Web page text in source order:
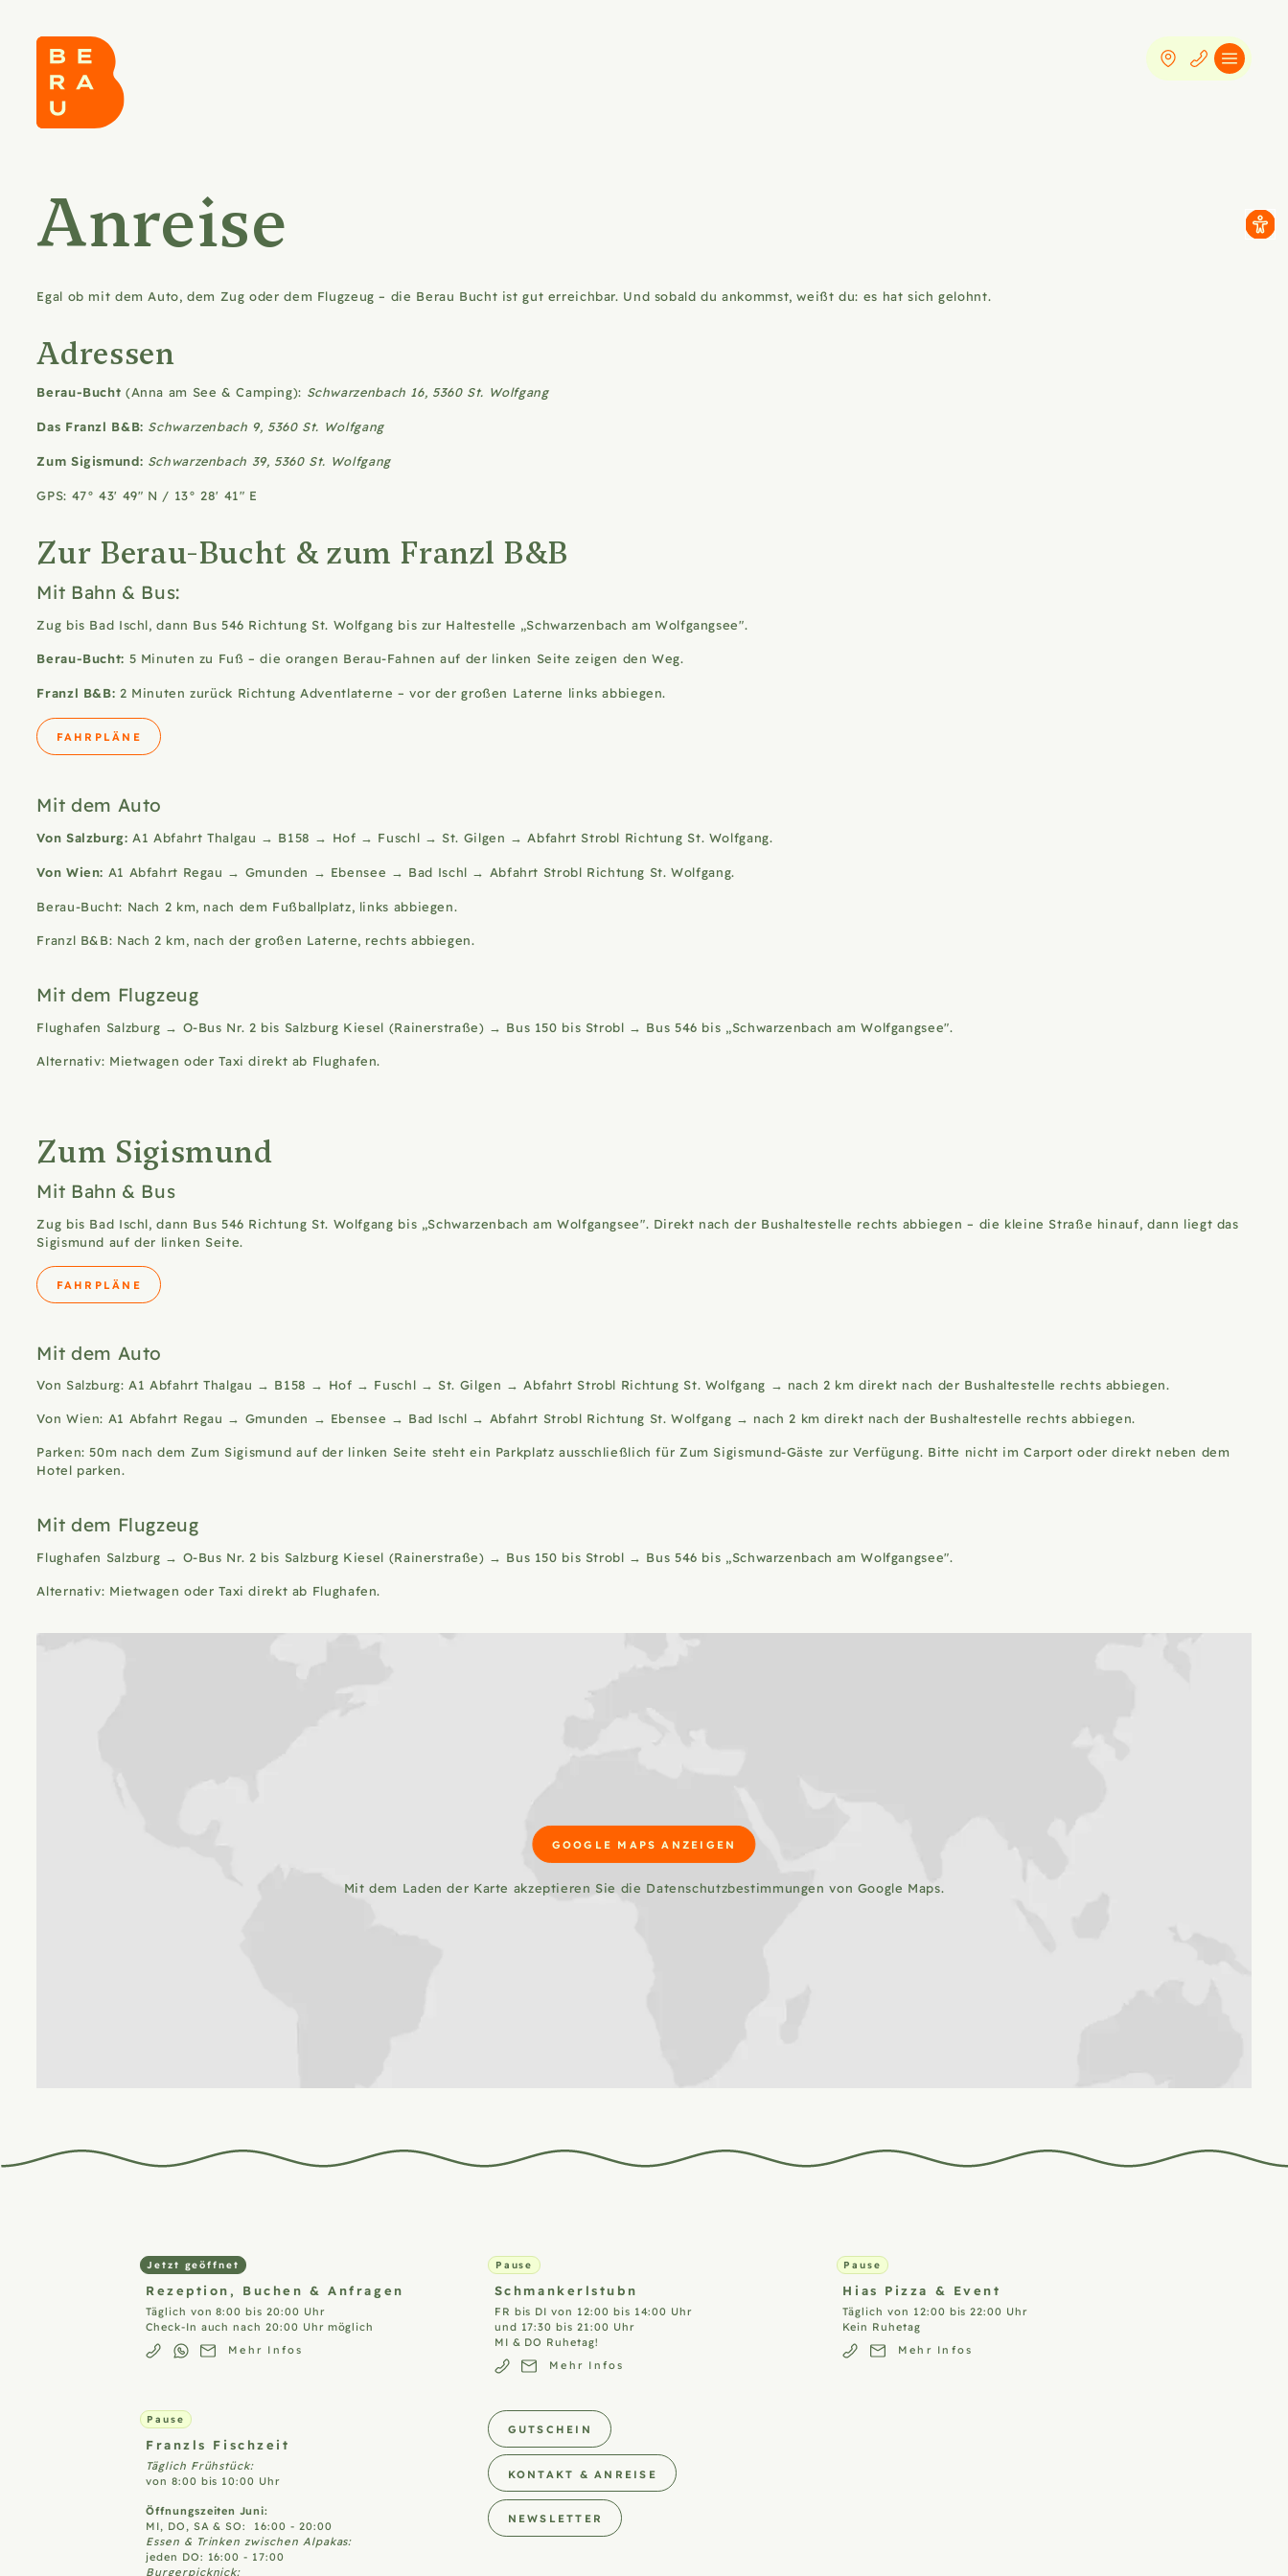
Anreise
Egal ob mit dem Auto, dem Zug oder dem Flugzeug – die Berau Bucht ist gut erreichbar. Und sobald du ankommst, weißt du: es hat sich gelohnt.
Adressen
Berau-Bucht (Anna am See & Camping): Schwarzenbach 16, 5360 St. Wolfgang
Das Franzl B&B: Schwarzenbach 9, 5360 St. Wolfgang
Zum Sigismund: Schwarzenbach 39, 5360 St. Wolfgang
GPS: 47° 43' 49" N / 13° 28' 41" E
Zur Berau-Bucht & zum Franzl B&B
Mit Bahn & Bus:
Zug bis Bad Ischl, dann Bus 546 Richtung St. Wolfgang bis zur Haltestelle „Schwarzenbach am Wolfgangsee".
Berau-Bucht: 5 Minuten zu Fuß – die orangen Berau-Fahnen auf der linken Seite zeigen den Weg.
Franzl B&B: 2 Minuten zurück Richtung Adventlaterne – vor der großen Laterne links abbiegen.
FAHRPLÄNE
Mit dem Auto
Von Salzburg: A1 Abfahrt Thalgau → B158 → Hof → Fuschl → St. Gilgen → Abfahrt Strobl Richtung St. Wolfgang.
Von Wien: A1 Abfahrt Regau → Gmunden → Ebensee → Bad Ischl → Abfahrt Strobl Richtung St. Wolfgang.
Berau-Bucht: Nach 2 km, nach dem Fußballplatz, links abbiegen.
Franzl B&B: Nach 2 km, nach der großen Laterne, rechts abbiegen.
Mit dem Flugzeug
Flughafen Salzburg → O-Bus Nr. 2 bis Salzburg Kiesel (Rainerstraße) → Bus 150 bis Strobl → Bus 546 bis „Schwarzenbach am Wolfgangsee".
Alternativ: Mietwagen oderTaxi direkt ab Flughafen.
Zum Sigismund
Mit Bahn & Bus
Zug bis Bad Ischl, dann Bus 546 Richtung St. Wolfgang bis „Schwarzenbach am Wolfgangsee". Direkt nach der Bushaltestelle rechts abbiegen – die kleine Straße hinauf, dann liegt das
Sigismund auf der linken Seite.
FAHRPLÄNE
Mit dem Auto
Von Salzburg: A1 Abfahrt Thalgau → B158 → Hof → Fuschl → St. Gilgen → Abfahrt Strobl Richtung St. Wolfgang → nach 2 km direkt nach der Bushaltestelle rechts abbiegen.
Von Wien: A1 Abfahrt Regau → Gmunden → Ebensee → Bad Ischl → Abfahrt Strobl Richtung St. Wolfgang → nach 2 km direkt nach der Bushaltestelle rechts abbiegen.
Parken: 50m nach dem Zum Sigismund auf der linken Seite steht ein Parkplatz ausschließlich für Zum Sigismund-Gäste zur Verfügung. Bitte nicht im Carport oder direkt neben dem
Hotel parken.
Mit dem Flugzeug
Flughafen Salzburg → O-Bus Nr. 2 bis Salzburg Kiesel (Rainerstraße) → Bus 150 bis Strobl → Bus 546 bis „Schwarzenbach am Wolfgangsee".
Alternativ: Mietwagen oderTaxi direkt ab Flughafen.
GOOGLE MAPS ANZEIGEN
Mit dem Laden der Karte akzeptieren Sie die Datenschutzbestimmungen von Google Maps.
Rezeption, Buchen & Anfragen
Jetzt geöffnet
Täglich von 8:00 bis 20:00 Uhr
Check-In auch nach 20:00 Uhr möglich
Mehr Infos
Schmankerlstubn
Pause
FR bis DI von 12:00 bis 14:00 Uhr
und 17:30 bis 21:00 Uhr
MI & DO Ruhetag!
Mehr Infos
Hias Pizza & Event
Pause
Täglich von 12:00 bis 22:00 Uhr
Kein Ruhetag
Mehr Infos
Franzls Fischzeit
Pause
Täglich Frühstück:
von 8:00 bis 10:00 Uhr
Öffnungszeiten Juni:
MI, DO, SA & SO: 16:00 - 20:00
Essen & Trinken zwischen Alpakas:
jeden DO: 16:00 - 17:00
Burgerpicknick:
GUTSCHEIN
KONTAKT & ANREISE
NEWSLETTER